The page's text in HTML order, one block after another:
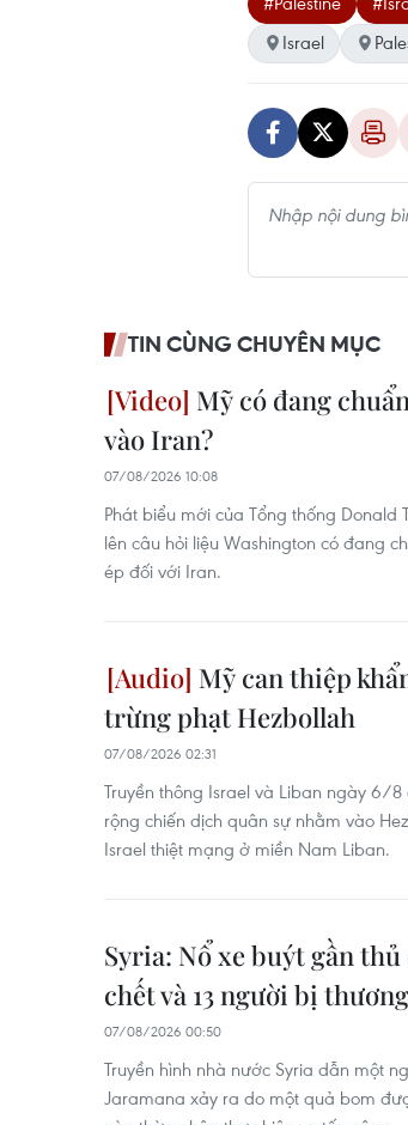
Israel
TIN CÙNG CHUYÊN MỤC
Mỹ có đang
vào Iran?
07/08/2026 10:08
Phát biểu mới của Tổng thống
lên câu hỏi liệu Washington có đang
ép đối với Iran.
Mỹ can thiệp
trừng phạt Hezbollah
07/08/2026 02:31
Truyền thông Israel và Liban ngày 6/
rộng chiến dịch quân sự nhằm vào
Israel thiệt mạng ở miền Nam Liban.
Syria: Nổ xe buýt gần
chết và 13 người bị thương
07/08/2026 00:50
Truyền hình nhà nước Syria dẫn một
Jaramana xảy ra do một quả bom